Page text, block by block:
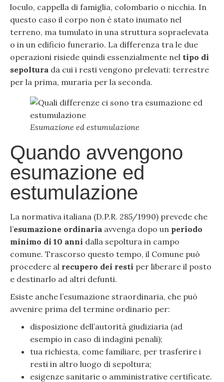
loculo, cappella di famiglia, colombario o nicchia. In
questo caso il corpo non è stato inumato nel
terreno, ma tumulato in una struttura sopraelevata
o in un edificio funerario. La differenza tra le due
operazioni risiede quindi essenzialmente nel tipo di
sepoltura da cui i resti vengono prelevati: terrestre
per la prima, muraria per la seconda.
Esumazione ed estumulazione
Quando avvengono
esumazione ed
estumulazione
La normativa italiana (D.P.R. 285/1990) prevede che
l’esumazione ordinaria avvenga dopo un periodo
minimo di 10 anni dalla sepoltura in campo
comune. Trascorso questo tempo, il Comune può
procedere al recupero dei resti per liberare il posto
e destinarlo ad altri defunti.
Esiste anche l’esumazione straordinaria, che può
avvenire prima del termine ordinario per:
disposizione dell’autorità giudiziaria (ad
esempio in caso di indagini penali);
tua richiesta, come familiare, per trasferire i
resti in altro luogo di sepoltura;
esigenze sanitarie o amministrative certificate.